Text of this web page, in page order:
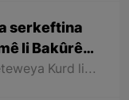
serkeftina
li Bakûrê
Di van rojên borî de neteweya Kurd li Bakurê Kurdistanê du serkeftinên mezin tomar kir. Ya yekem serkeftina Partiya Kurdistanî (Dem Partî) di hilbijartinên şaredariyan de û bidestveanîna desthilata 85 şaredariyan û bi taybetî şaredariyên 11 bajarên mezin ên Bakurê Kurdistanê bû.